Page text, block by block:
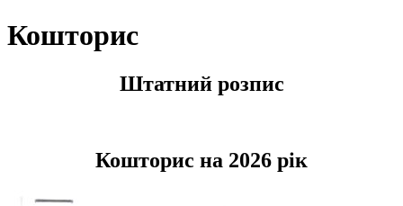
Кошторис
Штатний розпис
Кошторис на 2026 рік